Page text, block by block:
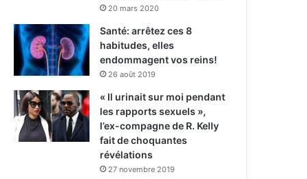
20 mars 2020
Santé: arrêtez ces 8
habitudes, elles
endommagent vos reins!
26 août 2019
« Il urinait sur moi pendant
les rapports sexuels »,
l’ex-compagne de R. Kelly
fait de choquantes
révélations
27 novembre 2019